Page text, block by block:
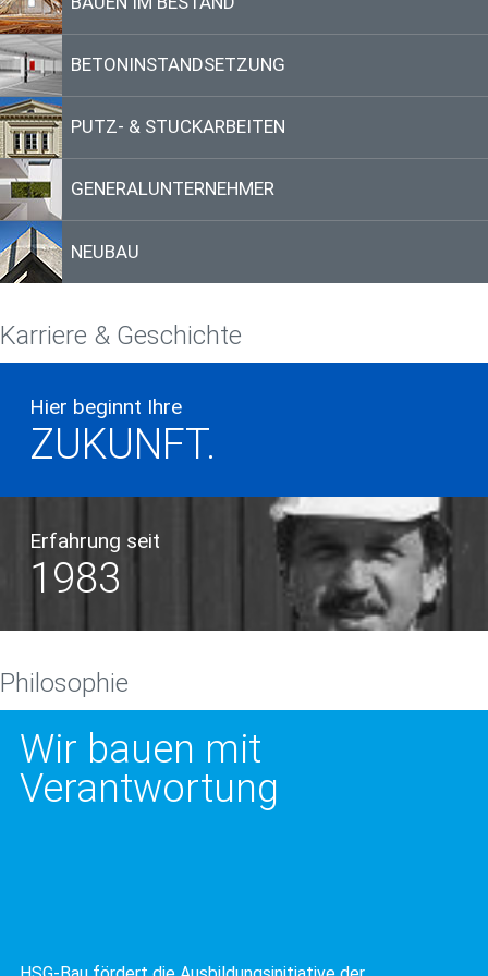
BETONINSTANDSETZUNG
PUTZ- & STUCKARBEITEN
GENERALUNTERNEHMER
NEUBAU
Karriere & Geschichte
Hier beginnt Ihre
ZUKUNFT.
Erfahrung seit
1983
Philosophie
Wir bauen mit
Verantwortung